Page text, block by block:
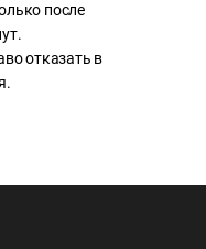
после
отказать в